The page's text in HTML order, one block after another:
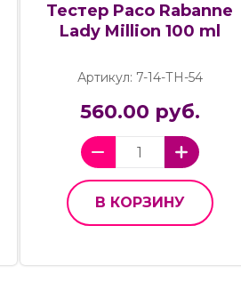
Тестер Paco Rabanne
Lady Million 100 ml
Артикул: 7-14-ТН-54
560.00 руб.
В КОРЗИНУ